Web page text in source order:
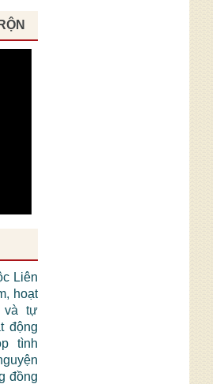
Liên
hoạt
và tự
động
tình
đồng